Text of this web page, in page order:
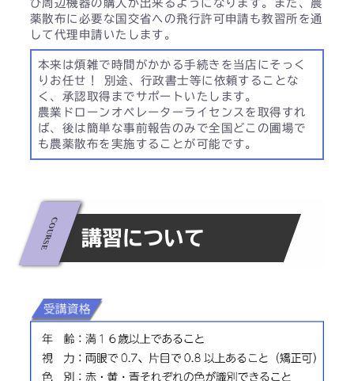
び周辺機器の購入が出来るようになります。また、農
薬散布に必要な国交省への飛行許可申請も教習所を通
して代理申請いたします。
本来は煩雑で時間がかかる手続きを当店にそっく
りお任せ！ 別途、行政書士等に依頼することな
く、承認取得までサポートいたします。
農業ドローンオペレーターライセンスを取得すれ
ば、後は簡単な事前報告のみで全国どこの圃場で
も農薬散布を実施することが可能です。
講習について